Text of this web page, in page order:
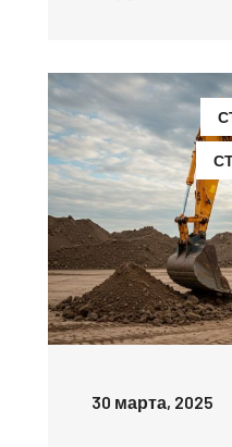
30 марта, 2025